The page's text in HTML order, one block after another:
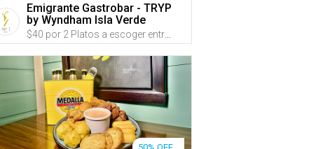
Emigrante Gastrobar - TRYP
by Wyndham Isla Verde